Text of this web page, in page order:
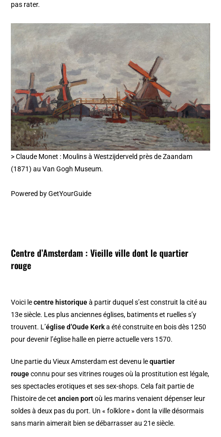
pas rater.
> Claude Monet : Moulins à Westzijderveld près de Zaandam
(1871) au Van Gogh Museum.
Powered byGetYourGuide
Centre d’Amsterdam :Vieille villedont lequartier
rouge
Voici lecentre historiqueà partir duquel s’est construit la cité au
13e siècle. Les plus anciennes églises, batiments et ruelles s’y
trouvent. L’église d’Oude Kerka été construite en bois dès 1250
pour devenir l’église halle en pierre actuelle vers 1570.
Une partie du Vieux Amsterdam est devenu lequartier
rougeconnu pour ses vitrines rouges où la prostitution est légale,
ses spectacles erotiques et ses sex-shops. Cela fait partie de
l’histoire de cetancien portoù les marins venaient dépenser leur
soldes à deux pas du port. Un « folklore » dont la ville désormais
sans marin aimerait bien se débarrasser au 21e siècle.